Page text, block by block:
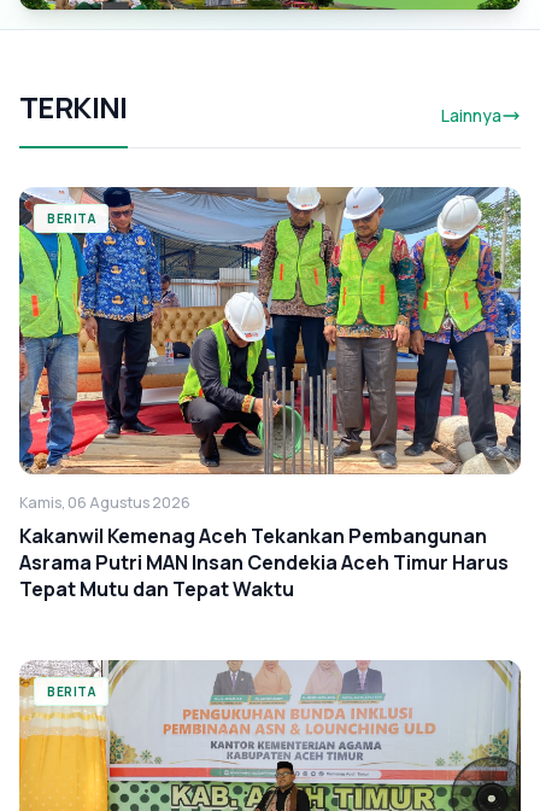
TERKINI Lainnya
BERITA
Kamis, 06 Agustus 2026
Kakanwil Kemenag Aceh Tekankan Pembangunan
Asrama Putri MAN Insan Cendekia Aceh Timur Harus
Tepat Mutu dan Tepat Waktu
BERITA